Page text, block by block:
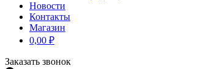
Новости
Контакты
Магазин
0,00 ₽
Заказать звонок